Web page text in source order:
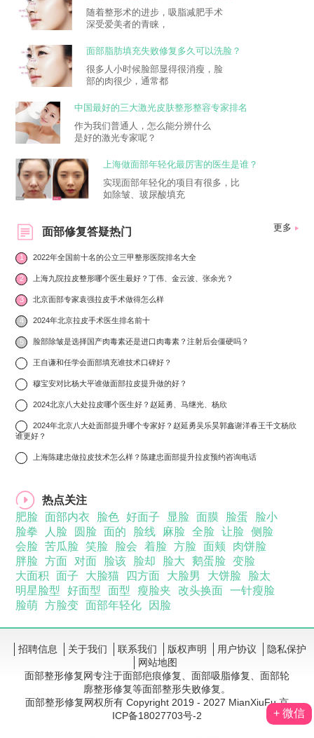
随着整形术的进步，吸脂减肥手术
深受爱美者的青睐，
面部脂肪填充失败修复多久可以洗脸？
很多人小时候脸部显得很消瘦，脸
部的肉很少，通常都
中国最好的三大激光皮肤整形整容专家排名
作为我们普通人，怎么能分辨什么
是好的激光专家呢？
上海做面部年轻化最厉害的医生是谁？
实现面部年轻化的项目有很多，比
如除皱、玻尿酸填充
面部修复答疑热门 更多
1 2022年全国前十名的公立三甲整形医院排名大全
2 上海九院拉皮整形哪个医生最好？丁伟、金云波、张余光？
3 北京面部专家袁强拉皮手术做得怎么样
4 2024年北京拉皮手术医生排名前十
5 脸部除皱是选择国产肉毒素还是进口肉毒素？注射后会僵硬吗？
王自谦和任学会面部填充谁技术口碑好？
穆宝安对比杨大平谁做面部拉皮提升做的好？
2024北京八大处拉皮哪个医生好？赵延勇、马继光、杨欣
2024年北京八大处面部提升哪个专家好？赵延勇吴乐昊郭鑫谢洋春王千文杨欣
谁更好？
10 上海陈建忠做拉皮技术怎么样？陈建忠面部提升拉皮预约咨询电话
热点关注
肥脸
面部内衣 脸色 好面子 显脸 面膜 脸蛋
脸小
脸拳
人脸 圆脸 面的 脸线 麻脸 全脸 让脸
侧脸
会脸
苦瓜脸 笑脸 脸会 着脸 方脸 面颊
肉饼脸
胖脸
方面 对面 脸该 脸却 脸大 鹅蛋脸
变脸
大面积
面子 大脸猫 四方面 大脸男 大饼脸
脸太
明星脸型
好面型 面型 瘦脸夹 改头换面
一针瘦脸
脸萌
方脸变 面部年轻化 因脸
招聘信息 关于我们 联系我们 版权声明 用户协议
隐私保护
网站地图
面部整形修复网专注于面部疤痕修复、面部吸脂修复、面部轮
廓整形修复等面部整形失败修复。
面部整形修复网权所有 Copyright 2019 - 2027 MianXiuFu 京
ICP备18027703号-2
+ 微信